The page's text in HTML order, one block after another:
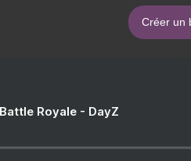
Créer un
Royale - DayZ